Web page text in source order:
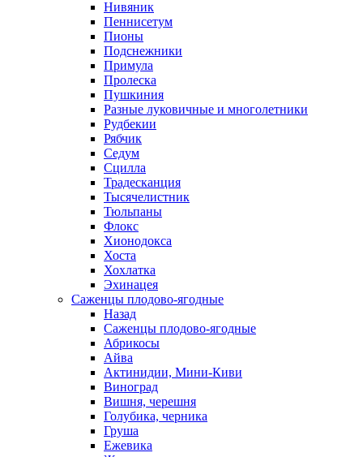
Нивяник
Пеннисетум
Пионы
Подснежники
Примула
Пролеска
Пушкиния
Разные луковичные и многолетники
Рудбекии
Рябчик
Седум
Сцилла
Традесканция
Тысячелистник
Тюльпаны
Флокс
Хионодокса
Хоста
Хохлатка
Эхинацея
Саженцы плодово-ягодные
Назад
Саженцы плодово-ягодные
Абрикосы
Айва
Актинидии, Мини-Киви
Виноград
Вишня, черешня
Голубика, черника
Груша
Ежевика